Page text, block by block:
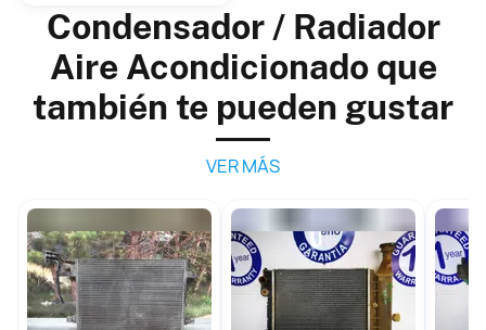
Condensador / Radiador
Aire Acondicionado que
también te pueden gustar
VER MÁS